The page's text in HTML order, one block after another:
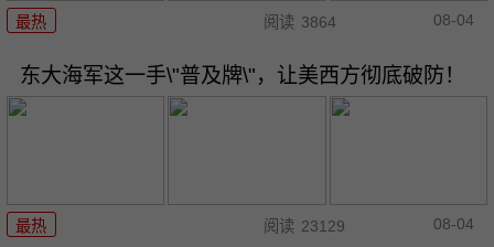
最热 阅读 3864 08-04
东大海军这一手\"普及牌\"，让美西方彻底破防！
最热 阅读 23129 08-04